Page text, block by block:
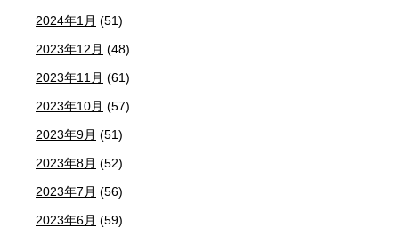
2024年1月 (51)
2023年12月 (48)
2023年11月 (61)
2023年10月 (57)
2023年9月 (51)
2023年8月 (52)
2023年7月 (56)
2023年6月 (59)